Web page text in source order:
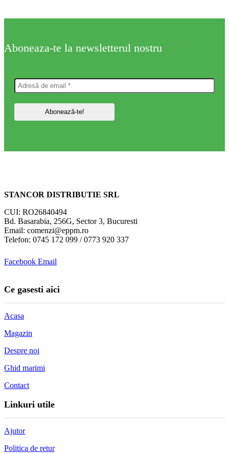
Aboneaza-te la newsletterul nostru
STANCOR DISTRIBUTIE SRL
CUI: RO26840494
Bd. Basarabia, 256G, Sector 3, Bucuresti
Email: comenzi@eppm.ro
Telefon: 0745 172 099 / 0773 920 337
Facebook Email
Ce gasesti aici
Acasa
Magazin
Despre noi
Ghid marimi
Contact
Linkuri utile
Ajutor
Politica de retur